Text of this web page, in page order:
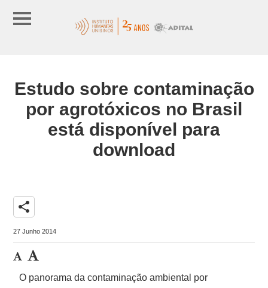
Estudo sobre contaminação
por agrotóxicos no Brasil
está disponível para
download
share
27 Junho 2014
O panorama da contaminação ambiental por